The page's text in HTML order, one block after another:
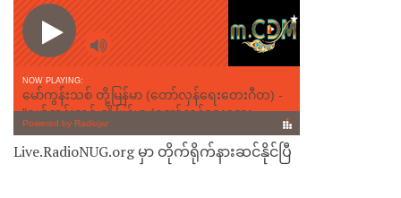
Live.RadioNUG.org မှာ တိုက်ရိုက်နားဆင်နိုင်ပြီ